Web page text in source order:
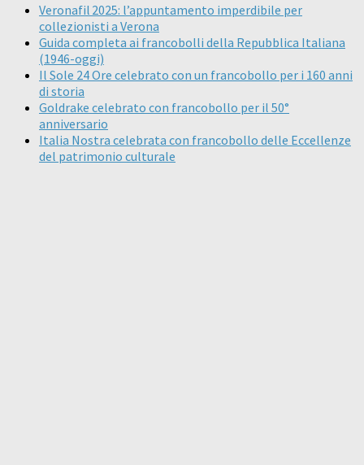
Veronafil 2025: l’appuntamento imperdibile per
collezionisti a Verona
Guida completa ai francobolli della Repubblica Italiana
(1946-oggi)
Il Sole 24 Ore celebrato con un francobollo per i 160 anni
di storia
Goldrake celebrato con francobollo per il 50°
anniversario
Italia Nostra celebrata con francobollo delle Eccellenze
del patrimonio culturale